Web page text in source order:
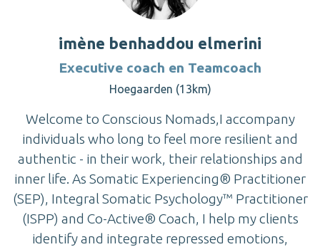
imène benhaddou elmerini
Executive coach en Teamcoach
Hoegaarden (13km)
Welcome to Conscious Nomads,I accompany
individuals who long to feel more resilient and
authentic - in their work, their relationships and
inner life. As Somatic Experiencing® Practitioner
(SEP), Integral Somatic Psychology™ Practitioner
(ISPP) and Co-Active® Coach, I help my clients
identify and integrate repressed emotions,